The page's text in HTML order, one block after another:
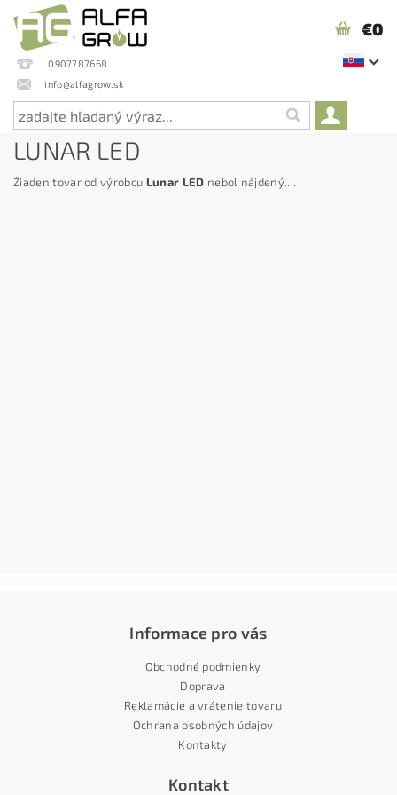
0907787668
info@alfagrow.sk
€0
LUNAR LED
Žiaden tovar od výrobcu Lunar LED nebol nájdený....
Informace pro vás
Obchodné podmienky
Doprava
Reklamácie a vrátenie tovaru
Ochrana osobných údajov
Kontakty
Kontakt